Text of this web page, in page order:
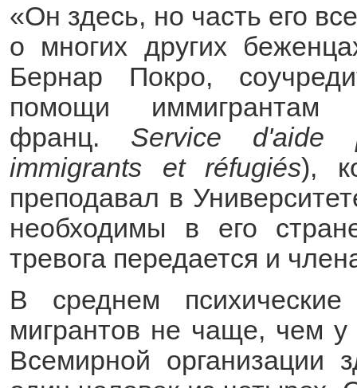
«Он здесь, но часть его
о многих других
Бернар Покро,
помощи
франц. Service d'aide
immigrants et réfugiés),
преподавал в
необходимы в его
тревога передается и
В среднем
мигрантов не чаще, чем
Всемирной организации